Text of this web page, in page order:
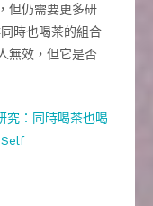
但仍需要更多研
時也喝茶的組合
無效，但它是否
究：同時喝茶也喝
Self